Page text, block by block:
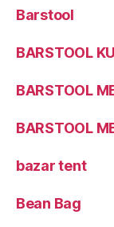
Barstool
BARSTOOL
BARSTOOL
BARSTOOL
bazar tent
Bean Bag